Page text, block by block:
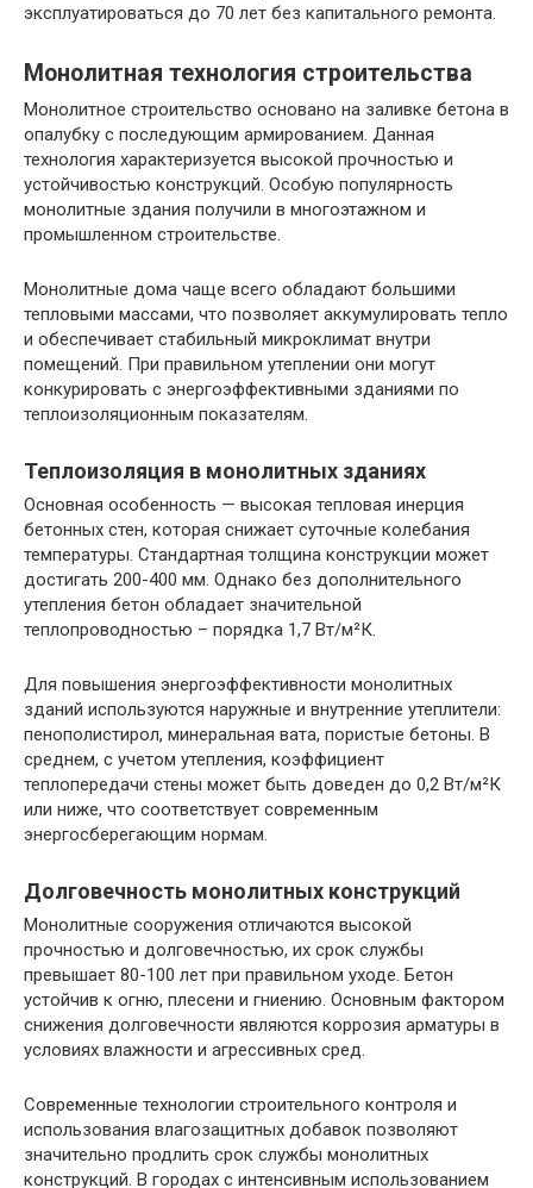
эксплуатироваться до 70 лет без капитального ремонта.
Монолитная технология строительства
Монолитное строительство основано на заливке бетона в
опалубку с последующим армированием. Данная
технология характеризуется высокой прочностью и
устойчивостью конструкций. Особую популярность
монолитные здания получили в многоэтажном и
промышленном строительстве.
Монолитные дома чаще всего обладают большими
тепловыми массами, что позволяет аккумулировать тепло
и обеспечивает стабильный микроклимат внутри
помещений. При правильном утеплении они могут
конкурировать с энергоэффективными зданиями по
теплоизоляционным показателям.
Теплоизоляция в монолитных зданиях
Основная особенность — высокая тепловая инерция
бетонных стен, которая снижает суточные колебания
температуры. Стандартная толщина конструкции может
достигать 200-400 мм. Однако без дополнительного
утепления бетон обладает значительной
теплопроводностью – порядка 1,7 Вт/м²К.
Для повышения энергоэффективности монолитных
зданий используются наружные и внутренние утеплители:
пенополистирол, минеральная вата, пористые бетоны. В
среднем, с учетом утепления, коэффициент
теплопередачи стены может быть доведен до 0,2 Вт/м²К
или ниже, что соответствует современным
энергосберегающим нормам.
Долговечность монолитных конструкций
Монолитные сооружения отличаются высокой
прочностью и долговечностью, их срок службы
превышает 80-100 лет при правильном уходе. Бетон
устойчив к огню, плесени и гниению. Основным фактором
снижения долговечности являются коррозия арматуры в
условиях влажности и агрессивных сред.
Современные технологии строительного контроля и
использования влагозащитных добавок позволяют
значительно продлить срок службы монолитных
конструкций. В городах с интенсивным использованием